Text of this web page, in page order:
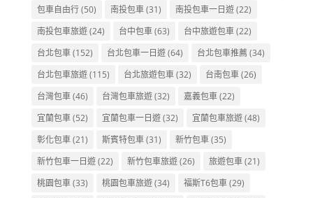
包車自由行(50) 南投包車(31) 南投包車一日遊(22)
南投包車旅遊(24) 台中包車(63) 台中旅遊包車(22)
台北包車(152) 台北包車一日遊(64) 台北包車推薦(34)
台北包車旅遊(115) 台北旅遊包車(32) 台南包車(26)
台灣包車(46) 台灣包車旅遊(32) 嘉義包車(22)
宜蘭包車(52) 宜蘭包車一日遊(32) 宜蘭包車旅遊(48)
彰化包車(21) 斯賓特包車(31) 新竹包車(35)
新竹包車一日遊(22) 新竹包車旅遊(26) 旅遊包車(21)
桃園包車(33) 桃園包車旅遊(34) 福斯T6包車(29)